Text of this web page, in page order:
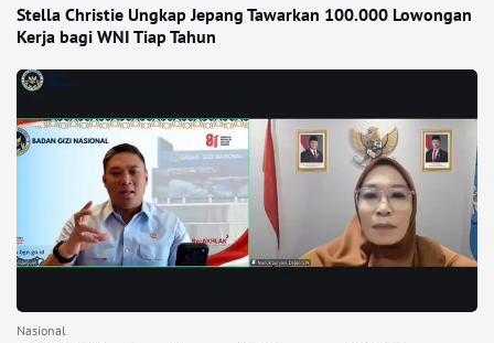
Stella Christie Ungkap Jepang Tawarkan 100.000 Lowongan
Kerja bagi WNI Tiap Tahun
Nasional